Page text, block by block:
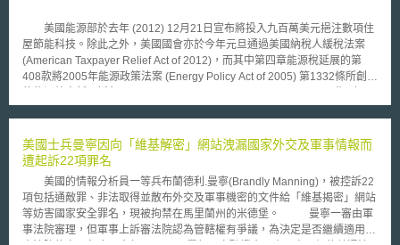
美國能源部於去年 (2012) 12月21日宣布將投入九百萬美元挹注數項住
屋節能科技。除此之外，美國國會亦於今年元旦通過美國納稅人緩稅法案
(American Taxpayer Relief Act of 2012)，而其中第四章能源稅延展的第
408款將2005年能源政策法案 (Energy Policy Act of 2005) 第1332條所創設
2013年年底。 據美國能源部長朱隸文 (Steven Chu) 表示，該國家庭平
的屋頂、閣樓或牆壁間的空氣洩漏而流失浪費。相關研究並顯示，百分之四
十二的能源都喪失於建築外殼(building envelope)，包括門、屋頂、閣樓、
牆、地板和地基之中。該部於是決定投資建築圍護科技 (building envelope
technology)的改進，包涵有高效能的窗戶、屋頂及冷暖器設備。 另方
面，國會所通過的美國納稅人緩稅法案展延了包括能源效率新屋抵免(Credit
for Energy-efficient New Homes)等十二項能源相關抵免或獎勵措施。其中
第408條的展延將使美國國民得其於就其符合能源之星(Energy Start)認證標
美國士兵曼寧因向「維基解密」網站洩漏國家外交及軍事情報而
遭起訴22項罪名
美國的情報分析員一等兵布蘭德利.曼寧(Brandly Manning)，被控訴22
項包括通敵罪、非法取得並散布外交及軍事機密的文件給「維基揭密」網站
等妨害國家安全罪名，現被拘禁在馬里蘭州的米德堡。 曼寧一審由軍
事法院審理，但軍事上訴審法院認為管轄權有爭議，為決定是否繼續適用軍